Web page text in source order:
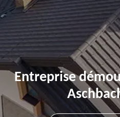
Entreprise